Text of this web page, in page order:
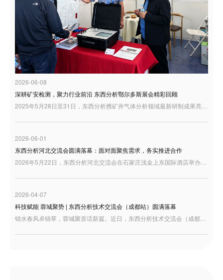
2026-06-08
深耕矿安检测，聚力行业前沿 东西分析鄂尔多斯展会精彩回顾
2026-06-01
东西分析河北交流会圆满落幕：面对面聚焦需求，务实推进合作
2026-04-07
科技赋能 蓉城聚势 | 东西分析技术交流会（成都站）圆满落幕